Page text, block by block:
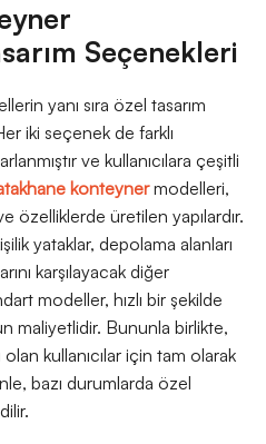
Seçenekleri
yanı sıra özel tasarım
iki seçenek de farklı
ve kullanıcılara çeşitli
konteynermodelleri,
özelliklerde üretilen yapılardır.
yataklar, depolama alanları
karşılayacak diğer
modeller, hızlı bir şekilde
maliyetlidir. Bununla birlikte,
kullanıcılar için tam olarak
bazı durumlarda özel